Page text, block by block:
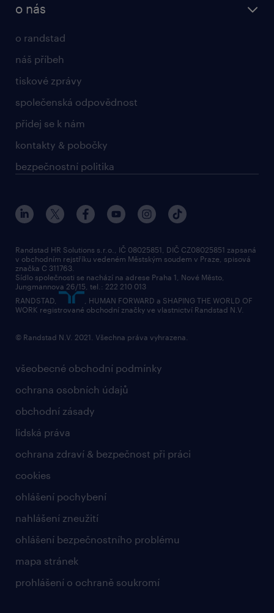
o nás
o randstad
náš příbeh
tiskové zprávy
společenská odpovědnost
přidej se k nám
kontakty & pobočky
bezpečnostní politika
všeobecné obchodní podmínky
ochrana osobních údajů
obchodní zásady
lidská práva
ochrana zdraví & bezpečnost při práci
cookies
ohlášení pochybení
nahlášení zneužití
ohlášení bezpečnostního problému
mapa stránek
prohlášení o ochraně soukromí
Randstad HR Solutions s.r.o., IČ 08025851, DIČ CZ08025851 zapsaná
v obchodním rejstříku vedeném Městským soudem v Praze, spisová
značka C 311763.
Sídlo společnosti se nachází na adrese Praha 1, Nové Město,
Jungmannova 26/15, tel.: 222 210 013
RANDSTAD,
, HUMAN FORWARD a SHAPING THE WORLD OF
WORK registrované obchodní značky ve vlastnictví Randstad N.V.
© Randstad N.V. 2021. Všechna práva vyhrazena.